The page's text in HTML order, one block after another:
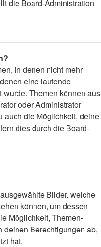
die Board-Administration
in denen nicht mehr
eine laufende
wurde. Themen können aus
oder Administrator
auch die Möglichkeit, deine
dies durch die Board-
Bilder, welche
können, um dessen
Möglichkeit, Themen-
deinen Berechtigungen ab,
hat.